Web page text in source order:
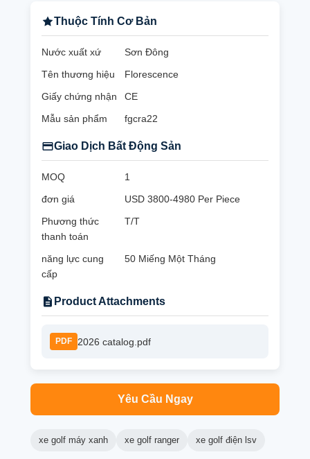
Thuộc Tính Cơ Bản
Nước xuất xứ
Sơn Đông
Tên thương hiệu
Florescence
Giấy chứng nhận
CE
Mẫu sản phẩm
fgcra22
Giao Dịch Bất Động Sản
MOQ
1
đơn giá
USD 3800-4980 Per Piece
Phương thức
thanh toán
T/T
năng lực cung
cấp
50 Miếng Một Tháng
Product Attachments
PDF 2026 catalog.pdf
Yêu Cầu Ngay
xe golf máy xanh xe golf ranger xe golf điện lsv